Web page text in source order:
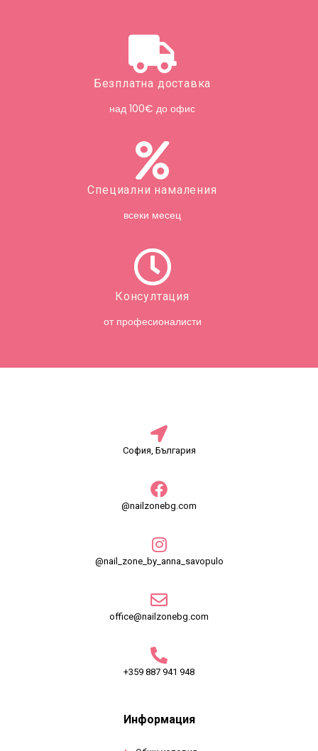
Безплатна доставка
над 100€ до офис
Специални намаления
всеки месец
Консултация
от професионалисти
София, България
@nailzonebg.com
@nail_zone_by_anna_savopulo
office@nailzonebg.com
+359 887 941 948
Информация